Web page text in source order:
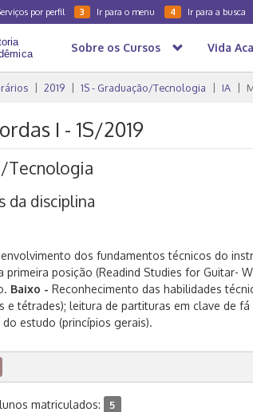
por perfil 3 Ir para o menu 4 Ir para a busca
Sobre os Cursos Vida
2019 1S - Graduação/Tecnologia IA
I - 1S/2019
Tecnologia
da disciplina
dos fundamentos técnicos do
primeira posição (Readind Studies for Guitar-
Baixo - Reconhecimento das habilidades
e tétrades); leitura de partituras em clave de
estudo (princípios gerais).
matriculados: 5